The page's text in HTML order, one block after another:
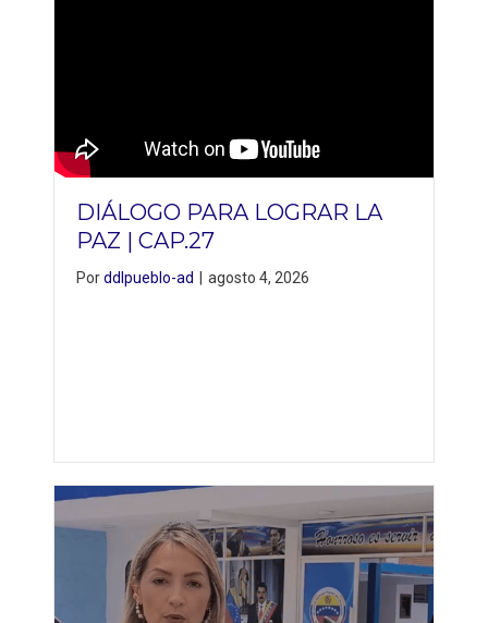
DIÁLOGO PARA LOGRAR LA
PAZ | CAP.27
Porddlpueblo-ad agosto 4, 2026